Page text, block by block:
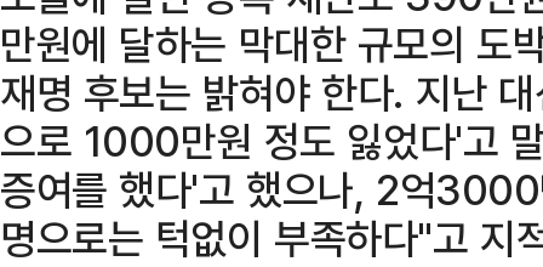
만원에 달하는 막대한 규모의 도
재명 후보는 밝혀야 한다. 지난
으로 1000만원 정도 잃었다'고
증여를 했다'고 했으나, 2억
명으로는 턱없이 부족하다"고 지